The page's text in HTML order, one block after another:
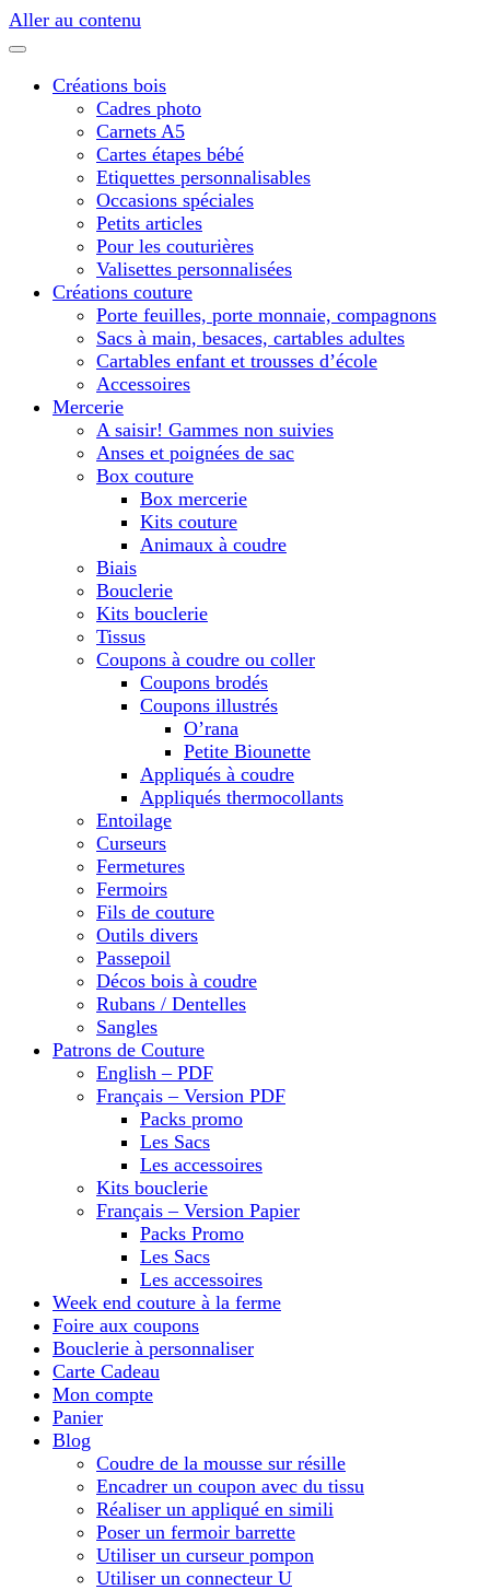
Aller au contenu
Créations bois
Cadres photo
Carnets A5
Cartes étapes bébé
Etiquettes personnalisables
Occasions spéciales
Petits articles
Pour les couturières
Valisettes personnalisées
Créations couture
Porte feuilles, porte monnaie, compagnons
Sacs à main, besaces, cartables adultes
Cartables enfant et trousses d’école
Accessoires
Mercerie
A saisir! Gammes non suivies
Anses et poignées de sac
Box couture
Box mercerie
Kits couture
Animaux à coudre
Biais
Bouclerie
Kits bouclerie
Tissus
Coupons à coudre ou coller
Coupons brodés
Coupons illustrés
O’rana
Petite Biounette
Appliqués à coudre
Appliqués thermocollants
Entoilage
Curseurs
Fermetures
Fermoirs
Fils de couture
Outils divers
Passepoil
Décos bois à coudre
Rubans / Dentelles
Sangles
Patrons de Couture
English – PDF
Français – Version PDF
Packs promo
Les Sacs
Les accessoires
Kits bouclerie
Français – Version Papier
Packs Promo
Les Sacs
Les accessoires
Week end couture à la ferme
Foire aux coupons
Bouclerie à personnaliser
Carte Cadeau
Mon compte
Panier
Blog
Coudre de la mousse sur résille
Encadrer un coupon avec du tissu
Réaliser un appliqué en simili
Poser un fermoir barrette
Utiliser un curseur pompon
Utiliser un connecteur U